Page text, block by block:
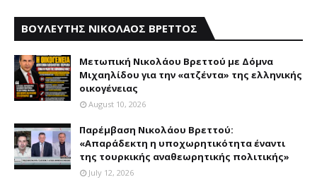
ΒΟΥΛΕΥΤΗΣ ΝΙΚΟΛΑΟΣ ΒΡΕΤΤΟΣ
Mετωπική Nικολάου Bρεττού με Δόμνα
Μιχαηλίδου για την «ατζέντα» της ελληνικής
οικογένειας
August 10, 2026
Παρέμβαση Nικολάου Bρεττού:
«Aπαράδεκτη η υποχωρητικότητα έναντι
της τουρκικής αναθεωρητικής πολιτικής»
July 12, 2026